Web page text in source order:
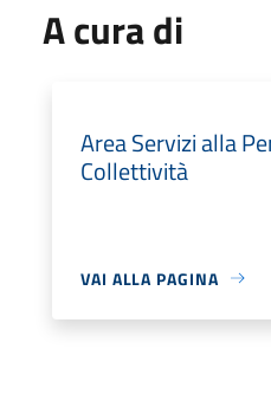
A cura di
Area Servizi alla
Collettività
VAI ALLA PAGINA